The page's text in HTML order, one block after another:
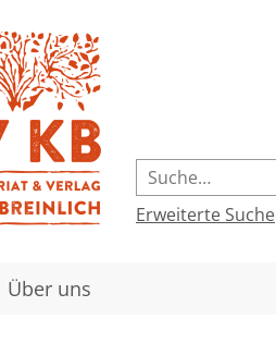
Erweiterte Suche
Über uns